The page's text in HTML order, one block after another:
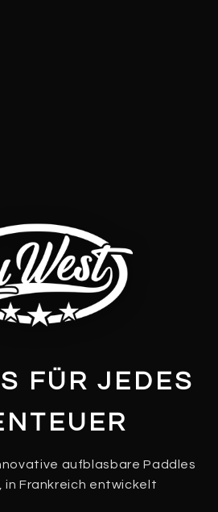
FÜR JEDES
aufblasbare Paddles
in Frankreich entwickelt